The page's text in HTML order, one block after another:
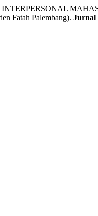
Fatah Palembang). Jurnal